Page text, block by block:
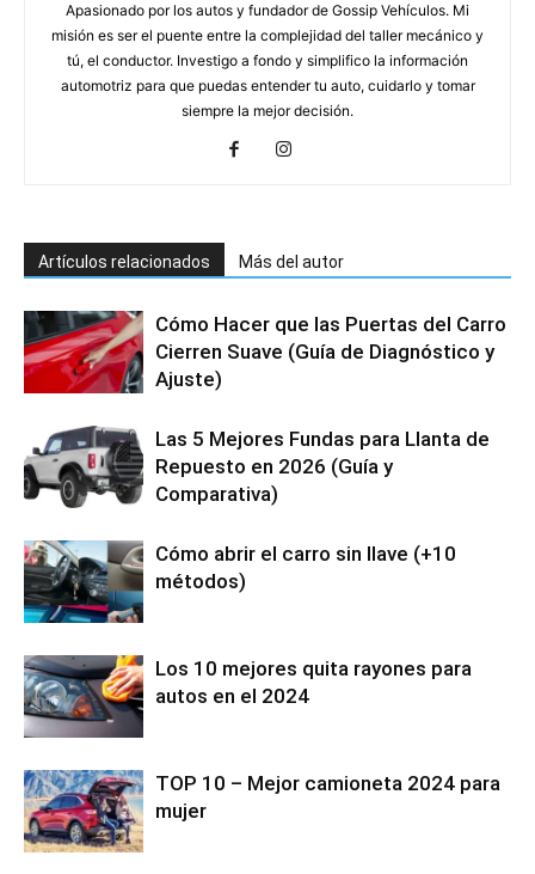
Apasionado por los autos y fundador de Gossip Vehículos. Mi
misión es ser el puente entre la complejidad del taller mecánico y
tú, el conductor. Investigo a fondo y simplifico la información
automotriz para que puedas entender tu auto, cuidarlo y tomar
siempre la mejor decisión.
Artículos relacionados Más del autor
Cómo Hacer que las Puertas del Carro
Cierren Suave (Guía de Diagnóstico y
Ajuste)
Las 5 Mejores Fundas para Llanta de
Repuesto en 2026 (Guía y
Comparativa)
Cómo abrir el carro sin llave (+10
métodos)
Los 10 mejores quita rayones para
autos en el 2024
TOP 10 – Mejor camioneta 2024 para
mujer